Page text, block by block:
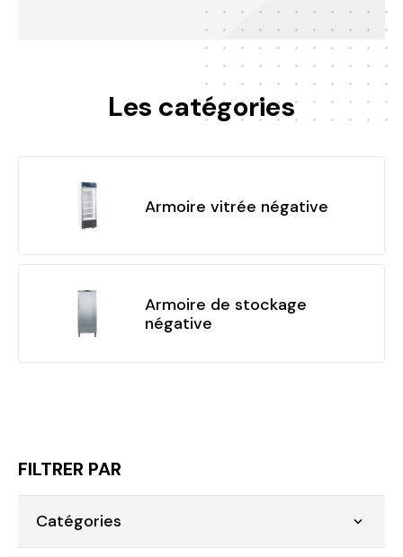
Les catégories
Armoire vitrée négative
Armoire de stockage
négative
FILTRER PAR
Catégories 